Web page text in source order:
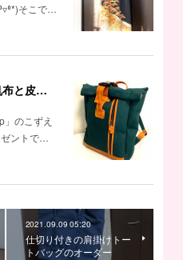
そこで…
義父の誕生日プレゼントに帆布と皮のリュックを作りました♪
のこずえ
ゼントで…
2021.09.09 05:20
仕切り付きの肩掛けトー
トバッグのオーダー